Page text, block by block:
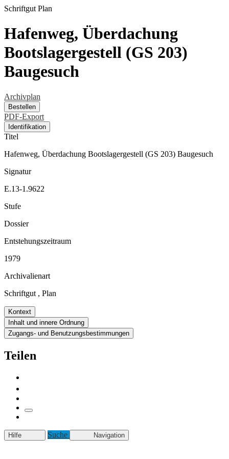
Schriftgut Plan
Hafenweg, Überdachung
Bootslagergestell (GS 203)
Baugesuch
Archivplan
Bestellen
PDF-Export
Identifikation
Titel
Hafenweg, Überdachung Bootslagergestell (GS 203) Baugesuch
Signatur
E.13-1.9622
Stufe
Dossier
Entstehungszeitraum
1979
Archivalienart
Schriftgut , Plan
Kontext
Inhalt und innere Ordnung
Zugangs- und Benutzungsbestimmungen
Teilen
Hilfe Suche Navigation